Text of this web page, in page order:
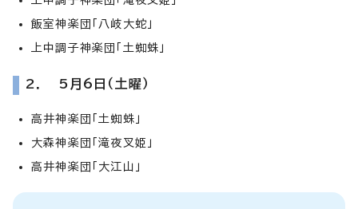
飯室神楽団「八岐大蛇」
上中調子神楽団「土蜘蛛」
2． 5月6日（土曜）
高井神楽団「土蜘蛛」
大森神楽団「滝夜叉姫」
高井神楽団「大江山」